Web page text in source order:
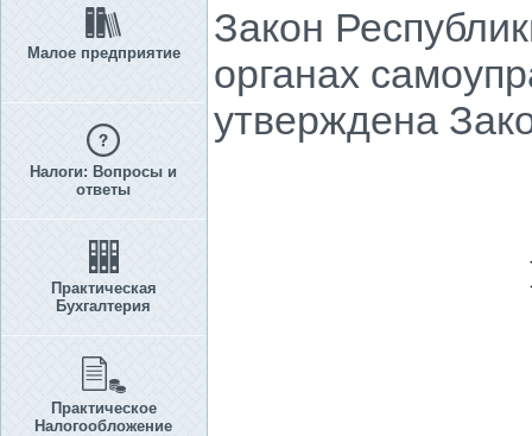
Малое предприятие
Налоги: Вопросы и
ответы
Практическая
Бухгалтерия
Практическое
Налогообложение
Закон
органах
утверждена